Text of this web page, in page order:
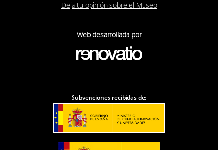
Deja tu opinión sobre el Museo
Web desarrollada por
Subvenciones recibidas de: